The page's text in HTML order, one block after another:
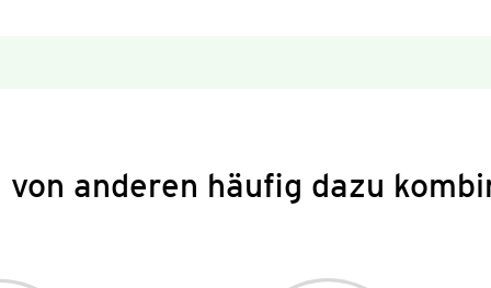
von anderen häufig dazu